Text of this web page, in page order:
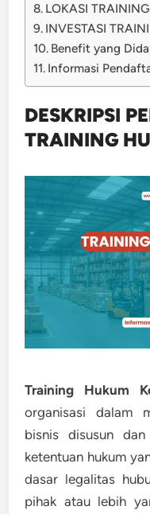
LOKASI TRAINING
INVESTASI
Benefit yang
Informasi
DESKRIPSI
TRAINING
Training Hukum
organisasi dalam
bisnis disusun dan
ketentuan hukum
dasar legalitas
pihak atau lebih